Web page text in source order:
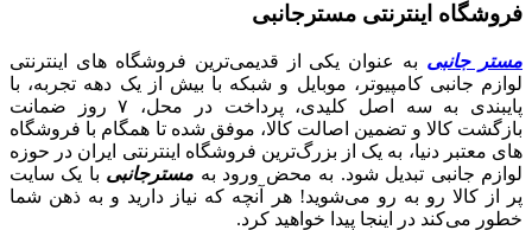
فروشگاه اینترنتی مسترجانبی
مستر جانبی به عنوان یکی از قدیمی‌ترین فروشگاه های اینترنتی
لوازم جانبی کامپیوتر، موبایل و شبکه با بیش از یک دهه تجربه، با
پایبندی به سه اصل کلیدی، پرداخت در محل، ۷ روز ضمانت
بازگشت کالا و تضمین اصالت کالا، موفق شده تا همگام با فروشگاه‌
های معتبر دنیا، به یک از بزرگ‌ترین فروشگاه اینترنتی ایران در حوزه
لوازم جانبی تبدیل شود. به محض ورود به مسترجانبی با یک سایت
پر از کالا رو به رو می‌شوید! هر آنچه که نیاز دارید و به ذهن شما
خطور می‌کند در اینجا پیدا خواهید کرد.